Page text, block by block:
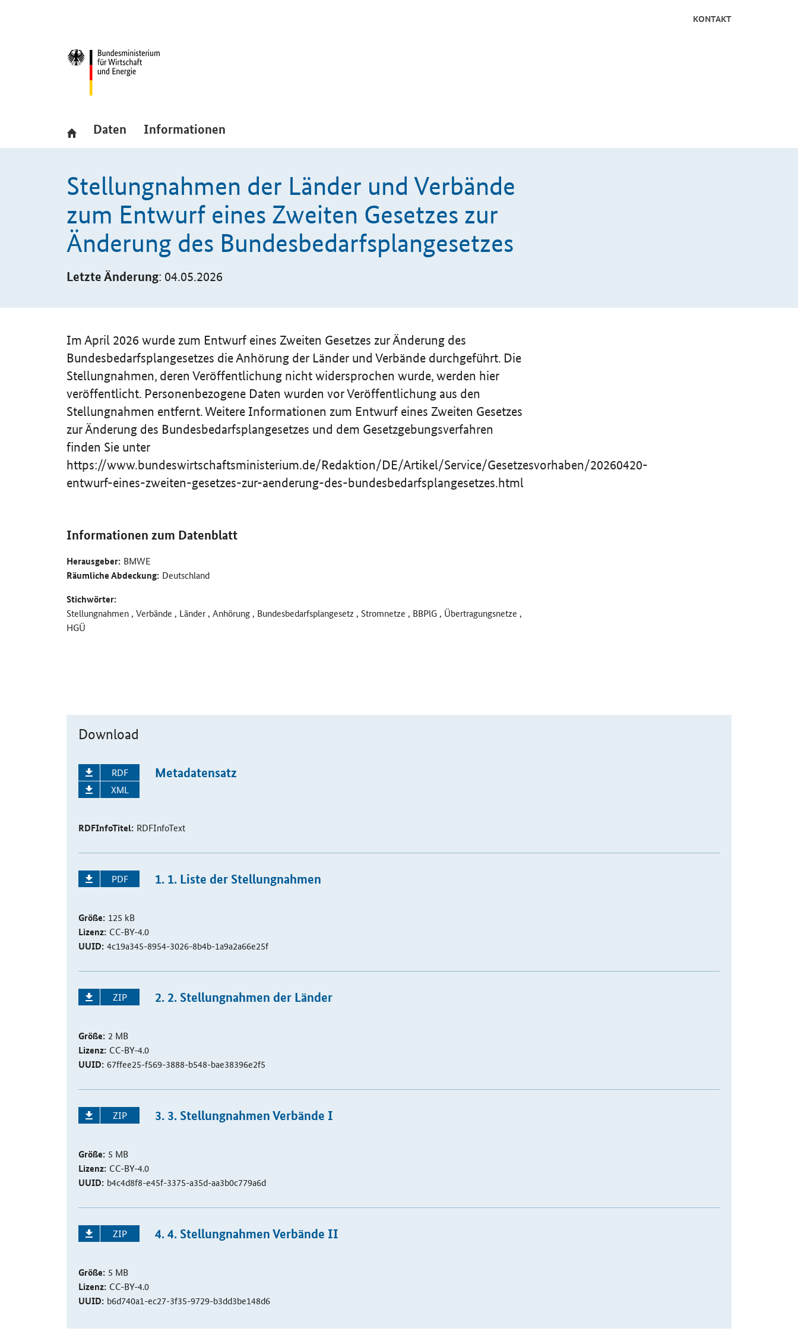
KONTAKT
Daten Informationen
Stellungnahmen der Länder und Verbände
zum Entwurf eines Zweiten Gesetzes zur
Änderung des Bundesbedarfsplangesetzes
Letzte Änderung: 04.05.2026
Im April 2026 wurde zum Entwurf eines Zweiten Gesetzes zur Änderung des
Bundesbedarfsplangesetzes die Anhörung der Länder und Verbände durchgeführt. Die
Stellungnahmen, deren Veröffentlichung nicht widersprochen wurde, werden hier
veröffentlicht. Personenbezogene Daten wurden vor Veröffentlichung aus den
Stellungnahmen entfernt. Weitere Informationen zum Entwurf eines Zweiten Gesetzes
zur Änderung des Bundesbedarfsplangesetzes und dem Gesetzgebungsverfahren
finden Sie unter
https://www.bundeswirtschaftsministerium.de/Redaktion/DE/Artikel/Service/Gesetzesvorhaben/20260420-
entwurf-eines-zweiten-gesetzes-zur-aenderung-des-bundesbedarfsplangesetzes.html
Informationen zum Datenblatt
Herausgeber: BMWE
Räumliche Abdeckung: Deutschland
Stichwörter:
Stellungnahmen , Verbände , Länder , Anhörung , Bundesbedarfsplangesetz , Stromnetze , BBPlG , Übertragungsnetze ,
HGÜ
Download
RDF Metadatensatz
XML
RDFInfoTitel: RDFInfoText
PDF 1. 1. Liste der Stellungnahmen
Größe: 125 kB
Lizenz: CC-BY-4.0
UUID: 4c19a345-8954-3026-8b4b-1a9a2a66e25f
ZIP 2. 2. Stellungnahmen der Länder
Größe: 2 MB
Lizenz: CC-BY-4.0
UUID: 67ffee25-f569-3888-b548-bae38396e2f5
ZIP 3. 3. Stellungnahmen Verbände I
Größe: 5 MB
Lizenz: CC-BY-4.0
UUID: b4c4d8f8-e45f-3375-a35d-aa3b0c779a6d
ZIP 4. 4. Stellungnahmen Verbände II
Größe: 5 MB
Lizenz: CC-BY-4.0
UUID: b6d740a1-ec27-3f35-9729-b3dd3be148d6